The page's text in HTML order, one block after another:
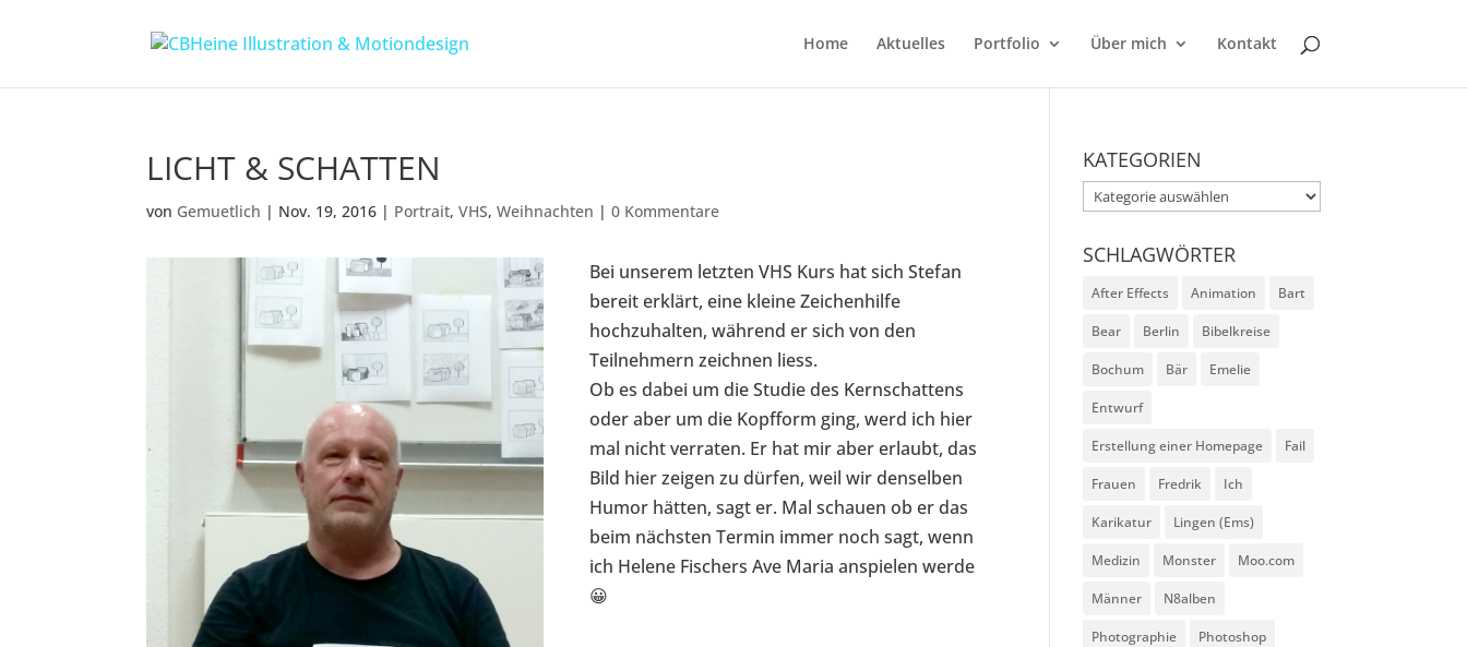
Home Aktuelles Portfolio Über mich Kontakt
LICHT & SCHATTEN
von Gemuetlich | Nov. 19, 2016 | Portrait,VHS,Weihnachten |0 Kommentare
Bei unserem letzten VHS Kurs hat sich Stefan
bereit erklärt, eine kleine Zeichenhilfe
hochzuhalten, während er sich von den
Teilnehmern zeichnen liess.
Ob es dabei um die Studie des Kernschattens
oder aber um die Kopfform ging, werd ich hier
mal nicht verraten. Er hat mir aber erlaubt, das
Bild hier zeigen zu dürfen, weil wir denselben
Humor hätten, sagt er. Mal schauen ob er das
beim nächsten Termin immer noch sagt, wenn
ich Helene Fischers Ave Maria anspielen werde
😀
KATEGORIEN
Kategorien
SCHLAGWÖRTER
After Effects Animation Bart
Bear Berlin Bibelkreise
Bochum Bär Emelie
Entwurf
Erstellung einer Homepage Fail
Frauen Fredrik Ich
Karikatur Lingen (Ems)
Medizin Monster Moo.com
Männer N8alben
Photographie Photoshop